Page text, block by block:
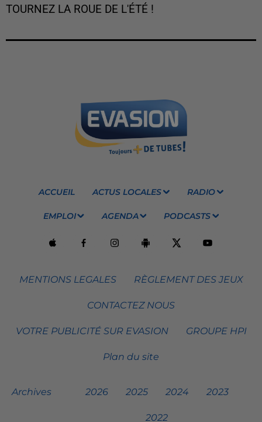
TOURNEZ LA ROUE DE L'ÉTÉ !
ACCUEIL ACTUS LOCALES RADIO
EMPLOI AGENDA PODCASTS
MENTIONS LEGALES RÈGLEMENT DES JEUX
CONTACTEZ NOUS
VOTRE PUBLICITÉ SUR EVASION GROUPE HPI
Plan du site
Archives 2026 2025 2024 2023
2022